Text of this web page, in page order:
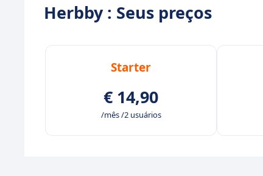
Herbby : Seus preços
Starter
€ 14,90
/mês /2 usuários